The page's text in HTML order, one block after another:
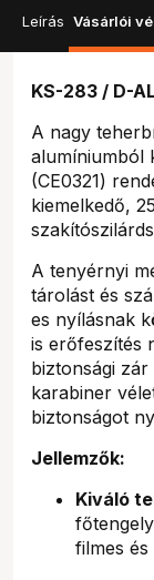
Leírás Vásárlói
KS-283 / D-
A nagy
alumíniumból
(CE0321)
kiemelkedő,
A tenyérnyi
tárolást és
es nyílásnak
is erőfeszítés
biztonsági
karabiner
biztonságot
Jellemzők:
Kiváló
filmes